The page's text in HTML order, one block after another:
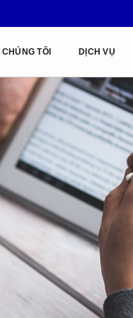
CHÚNG TÔI DỊCH VỤ